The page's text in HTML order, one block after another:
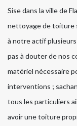
Sise dans la ville de
nettoyage de toiture
à notre actif plusieurs
pas à douter de nos
matériel nécessaire
interventions ;
tous les particuliers
avoir une toiture